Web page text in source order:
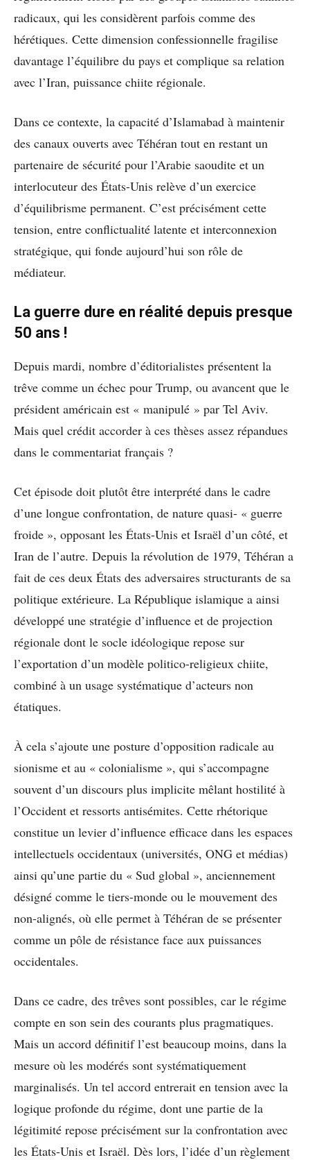
radicaux, qui les considèrent parfois comme des
hérétiques. Cette dimension confessionnelle fragilise
davantage l’équilibre du pays et complique sa relation
avec l’Iran, puissance chiite régionale.
Dans ce contexte, la capacité d’Islamabad à maintenir
des canaux ouverts avec Téhéran tout en restant un
partenaire de sécurité pour l’Arabie saoudite et un
interlocuteur des États-Unis relève d’un exercice
d’équilibrisme permanent. C’est précisément cette
tension, entre conflictualité latente et interconnexion
stratégique, qui fonde aujourd’hui son rôle de
médiateur.
La guerre dure en réalité depuis presque
50 ans !
Depuis mardi, nombre d’éditorialistes présentent la
trêve comme un échec pour Trump, ou avancent que le
président américain est « manipulé » par Tel Aviv.
Mais quel crédit accorder à ces thèses assez répandues
dans le commentariat français ?
Cet épisode doit plutôt être interprété dans le cadre
d’une longue confrontation, de nature quasi- « guerre
froide », opposant les États-Unis et Israël d’un côté, et
Iran de l’autre. Depuis la révolution de 1979, Téhéran a
fait de ces deux États des adversaires structurants de sa
politique extérieure. La République islamique a ainsi
développé une stratégie d’influence et de projection
régionale dont le socle idéologique repose sur
l’exportation d’un modèle politico-religieux chiite,
combiné à un usage systématique d’acteurs non
étatiques.
À cela s’ajoute une posture d’opposition radicale au
sionisme et au « colonialisme », qui s’accompagne
souvent d’un discours plus implicite mêlant hostilité à
l’Occident et ressorts antisémites. Cette rhétorique
constitue un levier d’influence efficace dans les espaces
intellectuels occidentaux (universités, ONG et médias)
ainsi qu’une partie du « Sud global », anciennement
désigné comme le tiers-monde ou le mouvement des
non-alignés, où elle permet à Téhéran de se présenter
comme un pôle de résistance face aux puissances
occidentales.
Dans ce cadre, des trêves sont possibles, car le régime
compte en son sein des courants plus pragmatiques.
Mais un accord définitif l’est beaucoup moins, dans la
mesure où les modérés sont systématiquement
marginalisés. Un tel accord entrerait en tension avec la
logique profonde du régime, dont une partie de la
légitimité repose précisément sur la confrontation avec
les États-Unis et Israël. Dès lors, l’idée d’un règlement